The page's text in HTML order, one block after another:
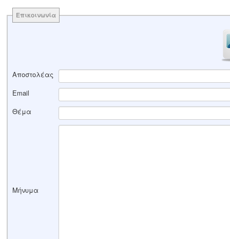
Επικοινωνία
Αποστολέας
Email
Θέμα
Μήνυμα